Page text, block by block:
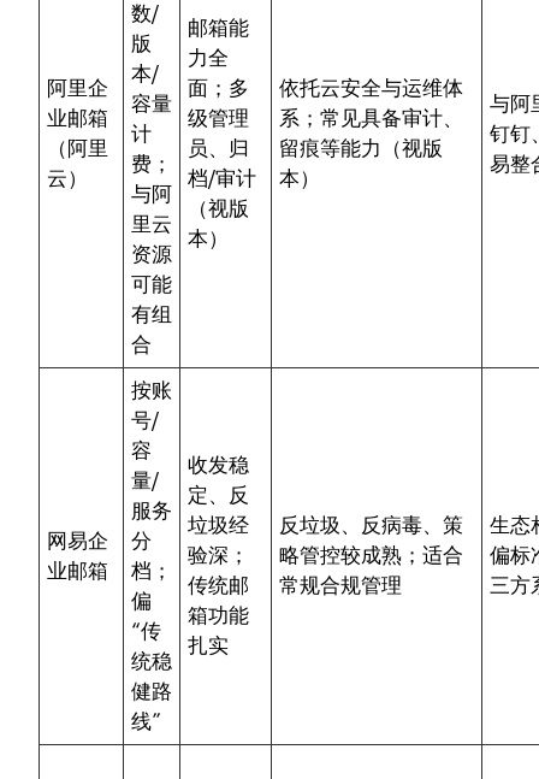
阿里企
业邮箱
（阿里
云）
数/
版
本/
容量
计
费；
与阿
里云
资源
可能
有组
合
邮箱能
力全
面；多
级管理
员、归
档/审计
（视版
本）
依托云安全与运维体
系；常见具备审计、
留痕等能力（视版
本）
与阿
钉钉
易整
网易企
业邮箱
按账
号/
容
量/
服务
分
档；
偏
“传
统稳
健路
线”
收发稳
定、反
垃圾经
验深；
传统邮
箱功能
扎实
反垃圾、反病毒、策
略管控较成熟；适合
常规合规管理
生态
偏标
三方